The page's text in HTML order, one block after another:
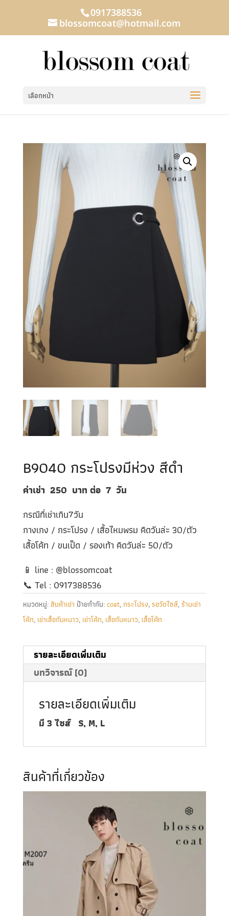
0917388536
blossomcoat@hotmail.com
เลือกหน้า
B9040 กระโปรงมีห่วง สีดำ
ค่าเช่า 250 บาท ต่อ 7 วัน
กรณีที่เช่าเกิน7วัน
กางเกง / กระโปรง / เสื้อไหมพรม คิดวันล่ะ 30/ตัว
เสื้อโค้ท / ขนเป็ด / รองเท้า คิดวันล่ะ 50/ตัว
📱 line : @blossomcoat
📞 Tel : 0917388536
หมวดหมู่:สินค้าเช่า ป้ายกำกับ:coat,กระโปรง,รอวัดไซส์,ร้านเช่า
โค้ท, เช่าเสื้อกันหนาว, เช่าโค้ท, เสื้อกันหนาว, เสื้อโค้ท
รายละเอียดเพิ่มเติม
บทวิจารณ์ (0)
รายละเอียดเพิ่มเติม
มี 3ไซส์ S, M, L
สินค้าที่เกี่ยวข้อง